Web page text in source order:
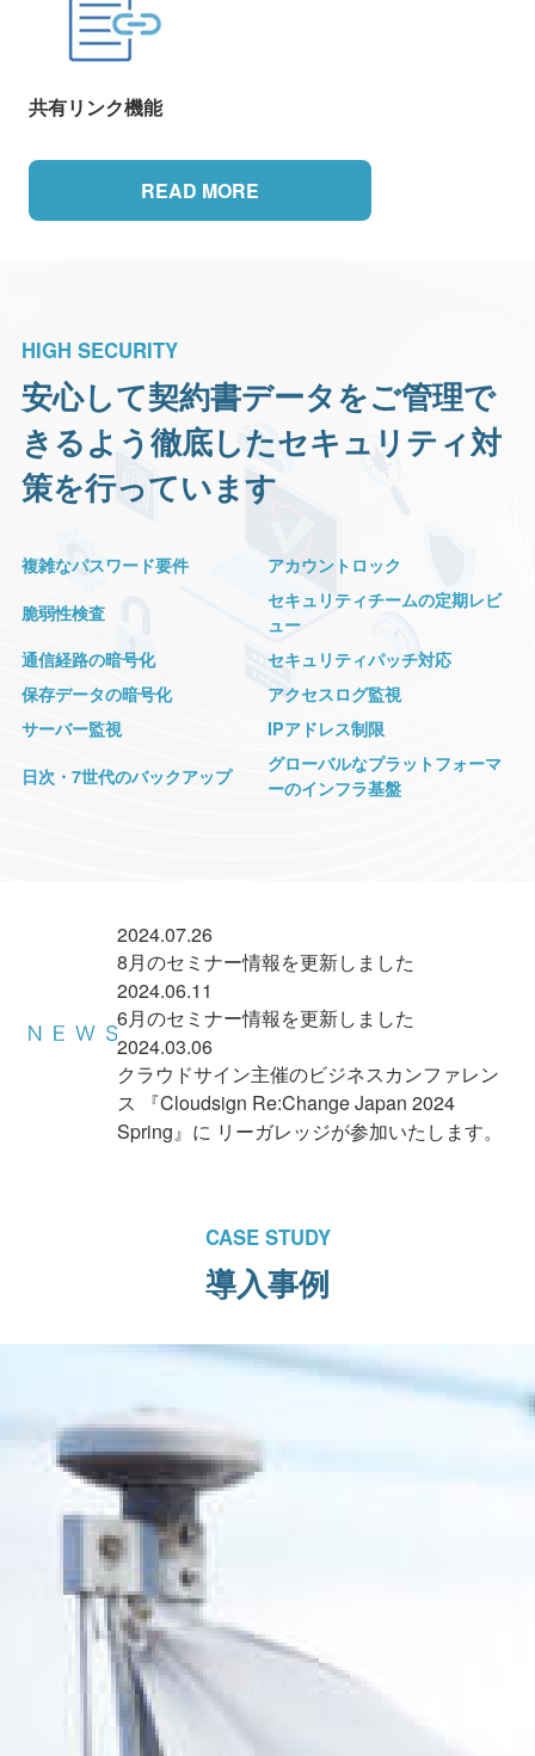
共有リンク機能
READ MORE
HIGH SECURITY
安心して契約書データをご管理で
きるよう徹底したセキュリティ対
策を行っています
複雑なパスワード要件
アカウントロック
脆弱性検査
セキュリティチームの定期レビ
ュー
通信経路の暗号化
セキュリティパッチ対応
保存データの暗号化
アクセスログ監視
サーバー監視
IPアドレス制限
日次・7世代のバックアップ
グローバルなプラットフォーマ
ーのインフラ基盤
2024.07.26
8月のセミナー情報を更新しました
2024.06.11
6月のセミナー情報を更新しました
2024.03.06
クラウドサイン主催のビジネスカンファレン
ス 『Cloudsign Re:Change Japan 2024
Spring』に リーガレッジが参加いたします。
CASE STUDY
導入事例